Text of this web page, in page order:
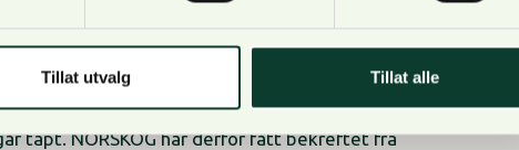
Tillat utvalg Tillat alle
og reparasjoner til de får svar på søknaden om
tapt. NORSKOG har derfor fått bekreftet fra